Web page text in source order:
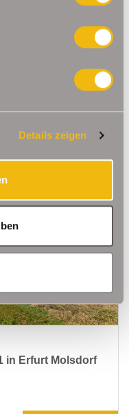
Details zeigen
in Erfurt
in Erfurt Molsdorf